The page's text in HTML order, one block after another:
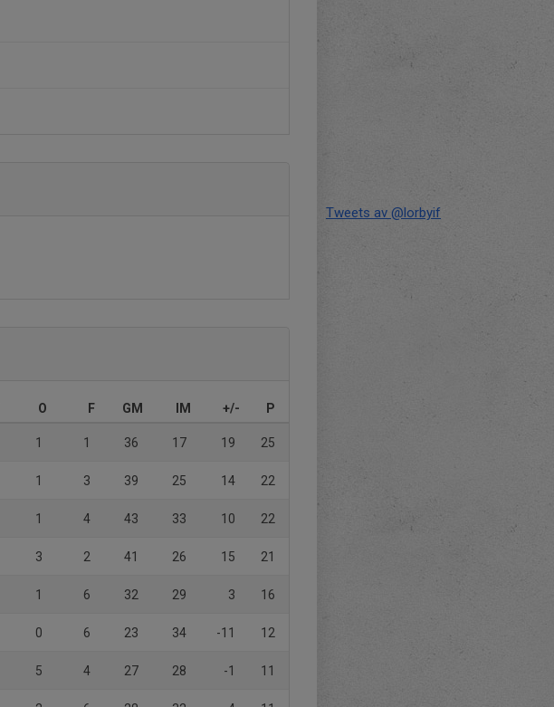
O F GM IM +/- P
1 1 36 17 19 25
1 3 39 25 14 22
1 4 43 33 10 22
3 2 41 26 15 21
1 6 32 29 3 16
0 6 23 34 -11 12
5 4 27 28 -1 11
Tweets av @lorbyif